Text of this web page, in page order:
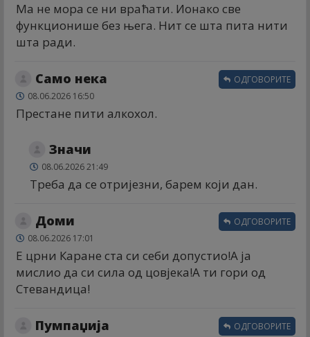
Ма не мора се ни враћати. Ионако све
функционише без њега. Нит се шта пита нити
шта ради.
Само нека
08.06.2026 16:50
Престане пити алкохол.
ОДГОВОРИТЕ
Значи
08.06.2026 21:49
Треба да се отријезни, барем који дан.
Доми
08.06.2026 17:01
Е црни Каране ста си себи допустио!А ја
мислио да си сила од цовјека!А ти гори од
Стевандица!
ОДГОВОРИТЕ
Пумпаџија ОДГОВОРИТЕ